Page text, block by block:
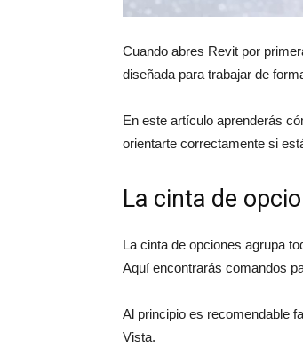
Cuando abres Revit por
diseñada para trabajar de
En este artículo aprenderás
orientarte correctamente si
La cinta de
La cinta de opciones agrupa
Aquí encontrarás comandos
Al principio es recomendable
Vista.